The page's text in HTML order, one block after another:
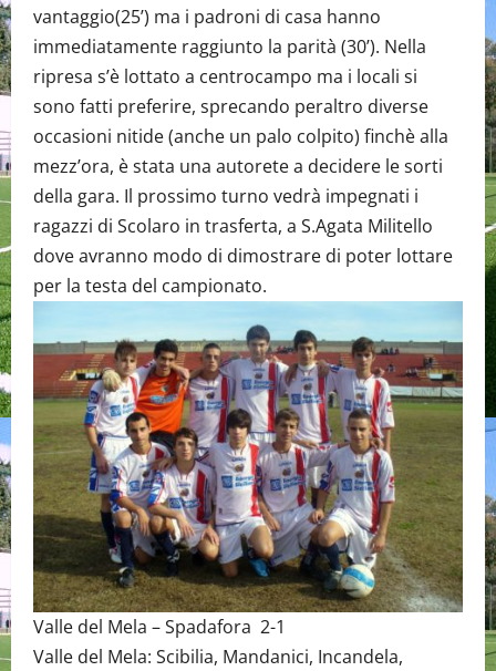
vantaggio(25’) ma i padroni di casa hanno
immediatamente raggiunto la parità (30’). Nella
ripresa s’è lottato a centrocampo ma i locali si
sono fatti preferire, sprecando peraltro diverse
occasioni nitide (anche un palo colpito) finchè alla
mezz’ora, è stata una autorete a decidere le sorti
della gara. Il prossimo turno vedrà impegnati i
ragazzi di Scolaro in trasferta, a S.Agata Militello
dove avranno modo di dimostrare di poter lottare
per la testa del campionato.
Valle del Mela – Spadafora 2-1
Valle del Mela: Scibilia, Mandanici, Incandela,